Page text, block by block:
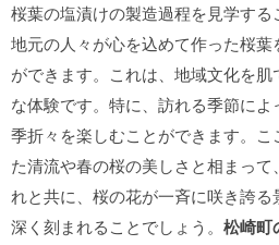
桜葉の塩漬けの製造過程を見学する
地元の人々が心を込めて作った桜葉
ができます。これは、地域文化を
な体験です。特に、訪れる季節に
季折々を楽しむことができます。
た清流や春の桜の美しさと相まっ
れと共に、桜の花が一斉に咲き誇
深く刻まれることでしょう。 松崎町